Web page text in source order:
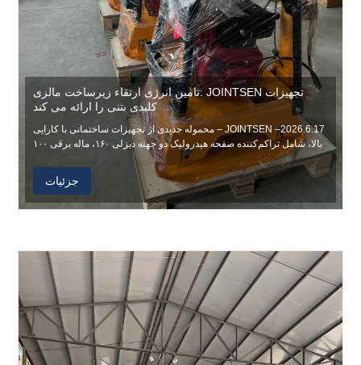
تامین انرژی ارتقاء زیرساخت مالزی: JOINTSEN تجهیزات
کلیدی بتنی را ارائه می کند
JOINTSEN –2026.6.17 – محموله جدیدی از تجهیزات ساختمانی با کارایی
بالا، شامل تراکم‌کننده صفحه هیدرولیک دو جهته دیزلی ۱۶۰، ماله برقی ۱۰۰
بنزینی، و چکش کوبنده الکتریکی، با موفقیت در پروژه زیرساختی
JOINTSEN برای ساخت کارخانه‌های صنعتی مالزی ارسال شد.
جزئیات